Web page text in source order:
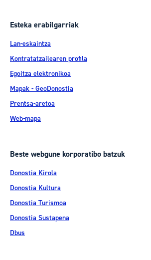
Esteka erabilgarriak
Lan-eskaintza
Kontratatzailearen profila
Egoitza elektronikoa
Mapak - GeoDonostia
Prentsa-aretoa
Web-mapa
Beste webgune korporatibo batzuk
Donostia Kirola
Donostia Kultura
Donostia Turismoa
Donostia Sustapena
Dbus